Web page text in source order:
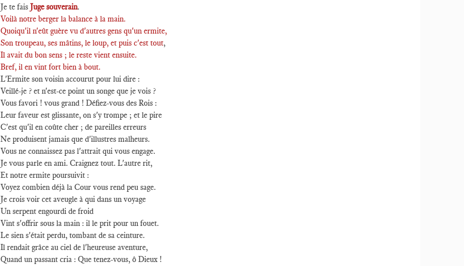
Je te fais Juge souverain.
Voilà notre berger la balance à la main.
Quoiqu'il n'eût guère vu d'autres gens qu'un ermite,
Son troupeau, ses mâtins, le loup, et puis c'est tout,
Il avait du bon sens ; le reste vient ensuite.
Bref, il en vint fort bien à bout.
L'Ermite son voisin accourut pour lui dire :
Veillé-je ? et n'est-ce point un songe que je vois ?
Vous favori ! vous grand ! Défiez-vous des Rois :
Leur faveur est glissante, on s'y trompe ; et le pire
C'est qu'il en coûte cher ; de pareilles erreurs
Ne produisent jamais que d'illustres malheurs.
Vous ne connaissez pas l'attrait qui vous engage.
Je vous parle en ami. Craignez tout. L'autre rit,
Et notre ermite poursuivit :
Voyez combien déjà la Cour vous rend peu sage.
Je crois voir cet aveugle à qui dans un voyage
Un serpent engourdi de froid
Vint s'offrir sous la main : il le prit pour un fouet.
Le sien s'était perdu, tombant de sa ceinture.
Il rendait grâce au ciel de l'heureuse aventure,
Quand un passant cria : Que tenez-vous, ô Dieux !